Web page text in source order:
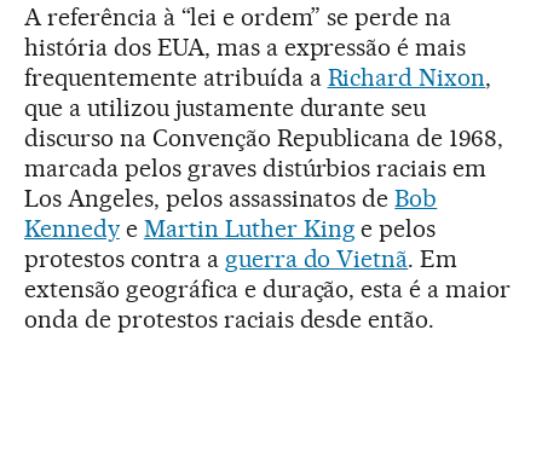
A referência à “lei e ordem” se perde na
história dos EUA, mas a expressão é mais
frequentemente atribuída a Richard Nixon,
que a utilizou justamente durante seu
discurso na Convenção Republicana de 1968,
marcada pelos graves distúrbios raciais em
Los Angeles, pelos assassinatos deBob
Kennedye Martin Luther King e pelos
protestos contra a guerra do Vietnã. Em
extensão geográfica e duração, esta é a maior
onda de protestos raciais desde então.